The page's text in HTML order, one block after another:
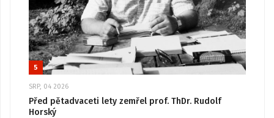
5
SRP, 04 2026
Před pětadvaceti lety zemřel prof. ThDr. Rudolf
Horský